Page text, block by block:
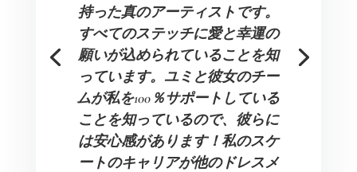
持った真のアーティストです。
すべてのステッチに愛と幸運の
願いが込められていることを知
っています。ユミと彼女のチー
ムが私を100％サポートしている
ことを知っているので、彼らに
は安心感があります！私のスケ
ートのキャリアが他のドレスメ